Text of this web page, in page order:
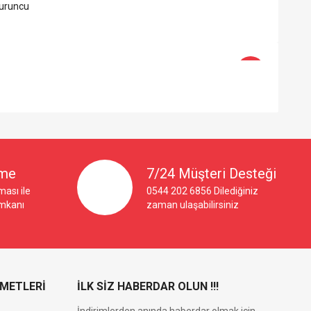
ile
7/24 Müşteri Desteği
0544 202 6856 Dilediğiniz
zaman ulaşabilirsiniz
İLK SİZ HABERDAR OLUN !!!